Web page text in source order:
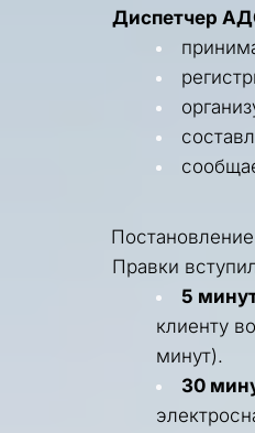
Диспетчер
Правки
5
клиенту
минут).
30